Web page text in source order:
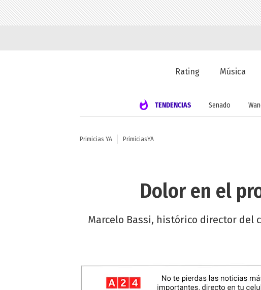
Rating Música
TENDENCIAS Senado
Primicias YA PrimiciasYA
Dolor en el
Marcelo Bassi, histórico director del